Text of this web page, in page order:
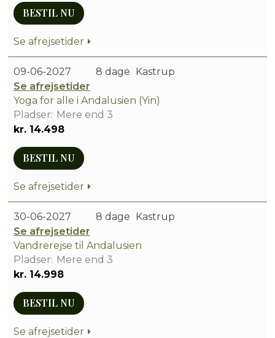
BESTIL NU
Se afrejsetider
09-06-2027
Se afrejsetider
8 dage Kastrup
Yoga for alle i Andalusien (Yin)
Mere end 3
kr. 14.498
BESTIL NU
Se afrejsetider
30-06-2027
Se afrejsetider
8 dage Kastrup
Vandrerejse til Andalusien
Mere end 3
kr. 14.998
BESTIL NU
Se afrejsetider